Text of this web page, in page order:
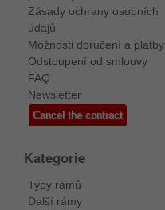
Zásady ochrany osobních
údajů
Možnosti doručení a platby
Odstoupení od smlouvy
FAQ
Newsletter
Cancel the contract
Kategorie
Typy rámů
Další rámy